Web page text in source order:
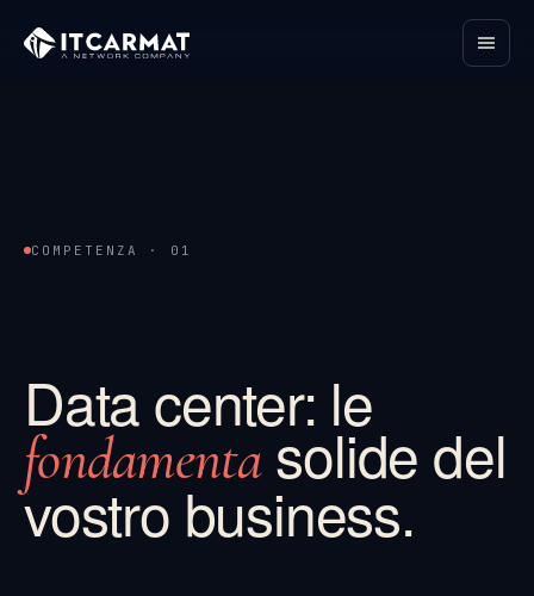
COMPETENZA · 01
Data center: le
fondamentasolide del
vostro business.